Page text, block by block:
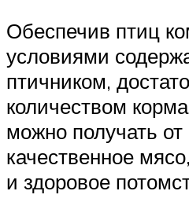
Обеспечив птиц
условиями
птичником,
количеством
можно получать
качественное
и здоровое